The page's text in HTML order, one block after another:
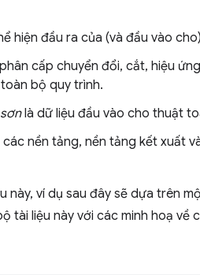
hiện đầu ra của (và đầu vào
cấp chuyển đổi, cắt, hiệu
bộ quy trình.
là dữ liệu đầu vào cho thuật
nền tảng, nền tảng kết xuất
này, ví dụ sau đây sẽ dựa trên
tài liệu này với các minh hoạ về